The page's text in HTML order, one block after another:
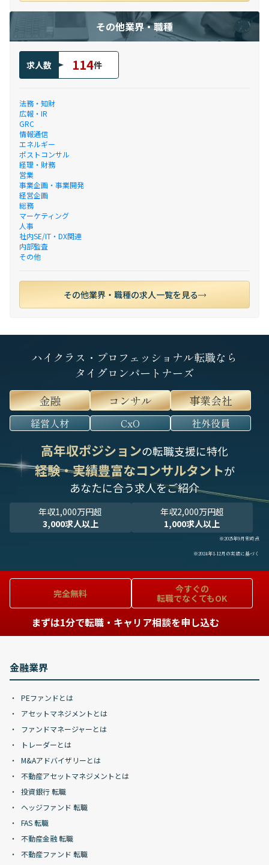
その他業界・職種
求人数 114件
法務・知財
広報・IR
GRC
情報通信
エネルギー
ポストコンサル
経理・財務
営業
事業企画・事業開発
経営企画
総務
マーケティング
人事
社内SE/IT・DX関連
内部監査
その他
その他業界・職種の求人一覧を見る
ハイクラス・プロフェッショナル転職なら
タイグロンパートナーズ
金融
コンサル 事業会社
経営人材 CxO 社外役員
高年収ポジションの転職支援に特化
経験・実績豊富なコンサルタントが
あなたに合う求人をご紹介
年収1,000万円超
3,000求人以上
年収2,000万円超
1,000求人以上
※2025年9月末時点
※2024年1-12月の実績に基づく
完全無料
今すぐの
転職でなくてもOK
まずは1分で転職・キャリア相談を申し込む
金融業界
PEファンドとは
アセットマネジメントとは
ファンドマネージャーとは
トレーダーとは
M&Aアドバイザリーとは
不動産アセットマネジメントとは
投資銀行 転職
ヘッジファンド 転職
FAS 転職
不動産金融 転職
不動産ファンド 転職